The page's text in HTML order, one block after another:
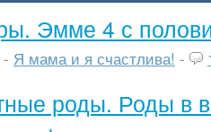
Эмме 4 с
Я мама и я счастлива! -
роды. Роды в